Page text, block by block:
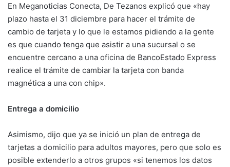
En Meganoticias Conecta, De Tezanos explicó que «hay
plazo hasta el 31 diciembre para hacer el trámite de
cambio de tarjeta y lo que le estamos pidiendo a la gente
es que cuando tenga que asistir a una sucursal o se
encuentre cercano a una oficina de BancoEstado Express
realice el trámite de cambiar la tarjeta con banda
magnética a una con chip».
Entrega a domicilio
Asimismo, dijo que ya se inició un plan de entrega de
tarjetas a domicilio para adultos mayores, pero que solo es
posible extenderlo a otros grupos «si tenemos los datos